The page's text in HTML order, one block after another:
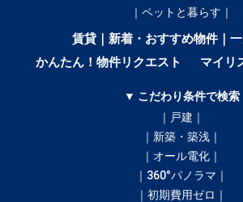
｜ペットと暮らす｜
賃貸｜新着・おすすめ物件｜
かんたん！物件リクエスト
マイリ
▼ こだわり条件で検索
｜戸建｜
｜新築・築浅｜
｜オール電化｜
｜360°パノラマ｜
｜初期費用ゼロ｜